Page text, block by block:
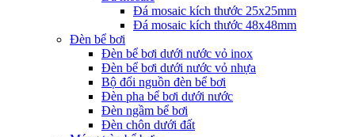
Đá mosaic kích thước 25x25mm
Đá mosaic kích thước 48x48mm
Đèn bể bơi
Đèn bể bơi dưới nước vỏ inox
Đèn bể bơi dưới nước vỏ nhựa
Bộ đổi nguồn đèn bể bơi
Đèn pha bể bơi dưới nước
Đèn ngầm bể bơi
Đèn chôn dưới đất